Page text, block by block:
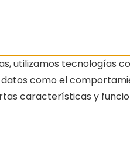
utilizamos tecnologías
como el
características y